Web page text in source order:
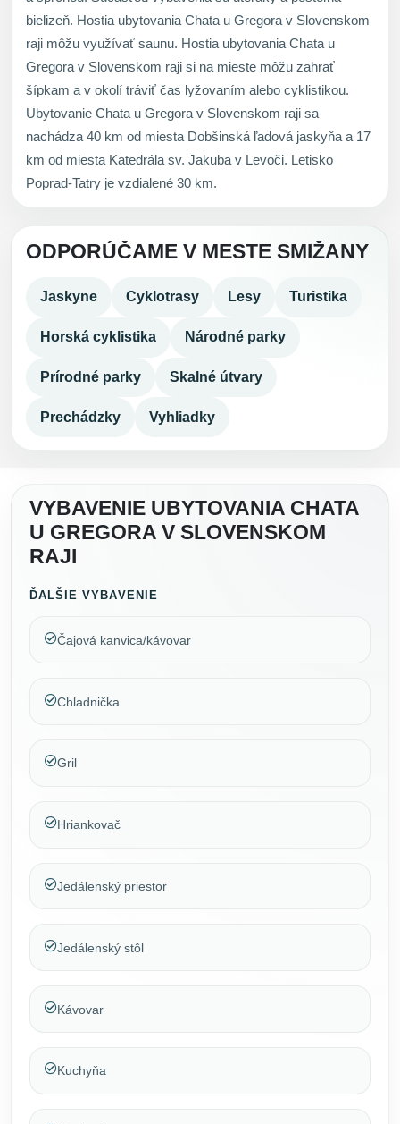
bielizeň. Hostia ubytovania Chata u Gregora v Slovenskom
raji môžu využívať saunu. Hostia ubytovania Chata u
Gregora v Slovenskom raji si na mieste môžu zahrať
šípkam a v okolí tráviť čas lyžovaním alebo cyklistikou.
Ubytovanie Chata u Gregora v Slovenskom raji sa
nachádza 40 km od miesta Dobšinská ľadová jaskyňa a 17
km od miesta Katedrála sv. Jakuba v Levoči. Letisko
Poprad-Tatry je vzdialené 30 km.
ODPORÚČAME V MESTE SMIŽANY
Jaskyne Cyklotrasy Lesy Turistika
Horská cyklistika Národné parky
Prírodné parky Skalné útvary
Prechádzky Vyhliadky
VYBAVENIE UBYTOVANIA CHATA
U GREGORA V SLOVENSKOM
RAJI
ĎALŠIE VYBAVENIE
Čajová kanvica/kávovar
Chladnička
Gril
Hriankovač
Jedálenský priestor
Jedálenský stôl
Kávovar
Kuchyňa